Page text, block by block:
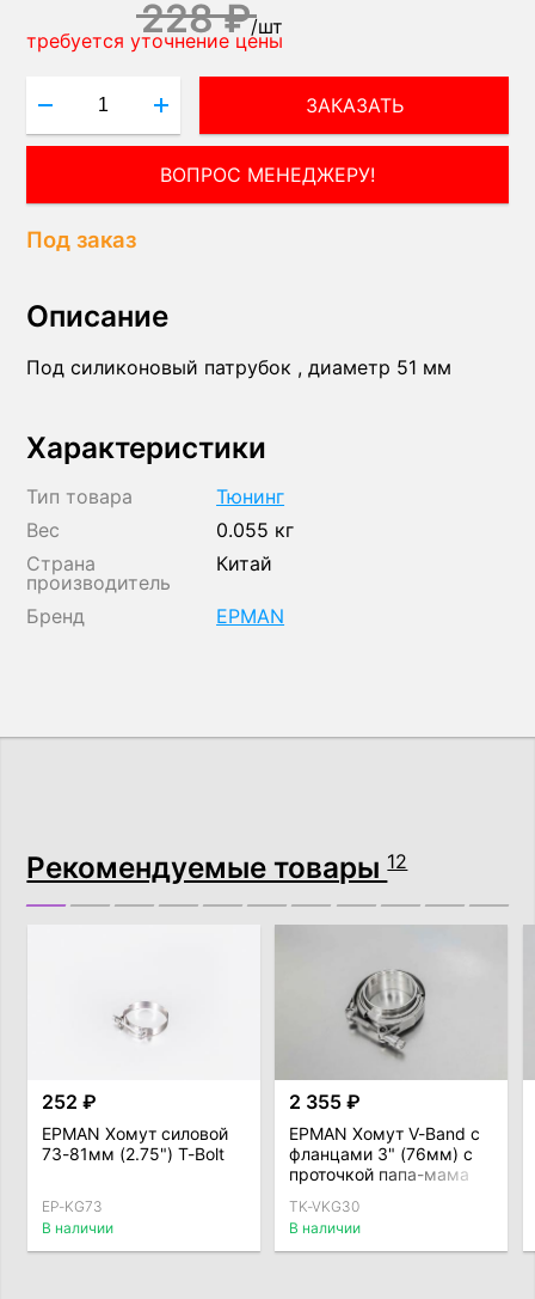
228 ₽/шт
требуется уточнение цены
ЗАКАЗАТЬ
ВОПРОС МЕНЕДЖЕРУ!
Под заказ
Описание
Под силиконовый патрубок , диаметр 51 мм
Характеристики
Тип товара
Тюнинг
Вес
0.055 кг
Страна
производитель
Китай
Бренд EPMAN
Рекомендуемые товары12
252 ₽
EPMAN Хомут силовой
73-81мм (2.75") T-Bolt
EP-KG73
В наличии
2 355 ₽
EPMAN Хомут V-Band с
фланцами 3" (76мм) с
проточкой папа-мама
TK-VKG30
В наличии